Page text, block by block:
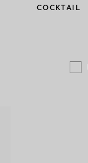
COCKTAIL